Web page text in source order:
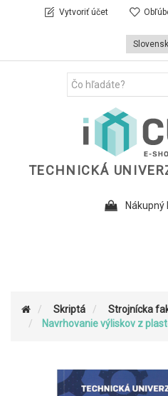
Vytvoriť účet
TECHNICKÁ
Nákupný
Skriptá
Strojnícka
Navrhovanie výliskov z